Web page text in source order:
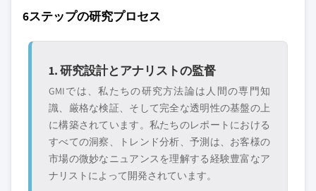
3.9 技術とイノベーションの状況
3.9.1 現在の技術トレンド
3.9.2 新興技術
3.10 特許状況
3.11 貿易統計（HSコード） （注：貿易統計は主要国
のみ提供）
3.11.1 主要輸入国
3.11.2 主要輸出国
3.12 持続可能性と環境側面
7.5.1 ブラジル
7.5.2 メキシコ
7.5.3 アルゼンチン
7.5.4 ラテンアメリカその他
7.6 中東・アフリカ
7.6.1 サウジアラビア
7.6.2 南アフリカ
7.6.3 アラブ首長国連邦
7.6.4 中東・アフリカその他
8.17 スパークナノ
このレポートに掲載されている企業は厳選さ
れたものであり、競合全体を網羅するもので
はありません。
当社の市場収益計算は、個別にプロファイル
されていないメーカー、販売業者、専門業者
を含む全地域の全プレイヤーを考慮したボト
6ステップの研究プロセス
1. 研究設計とアナリストの監督
GMIでは、私たちの研究方法論は人間の専門知
識、厳格な検証、そして完全な透明性の基盤の上
に構築されています。私たちのレポートにおける
すべての洞察、トレンド分析、予測は、お客様の
市場の微妙なニュアンスを理解する経験豊富なア
ナリストによって開発されています。